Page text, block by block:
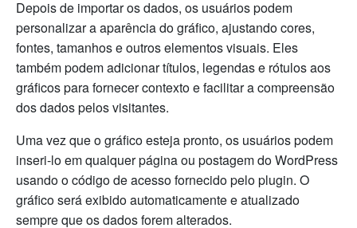
Depois de importar os dados, os usuários podem
personalizar a aparência do gráfico, ajustando cores,
fontes, tamanhos e outros elementos visuais. Eles
também podem adicionar títulos, legendas e rótulos aos
gráficos para fornecer contexto e facilitar a compreensão
dos dados pelos visitantes.
Uma vez que o gráfico esteja pronto, os usuários podem
inseri-lo em qualquer página ou postagem do WordPress
usando o código de acesso fornecido pelo plugin. O
gráfico será exibido automaticamente e atualizado
sempre que os dados forem alterados.